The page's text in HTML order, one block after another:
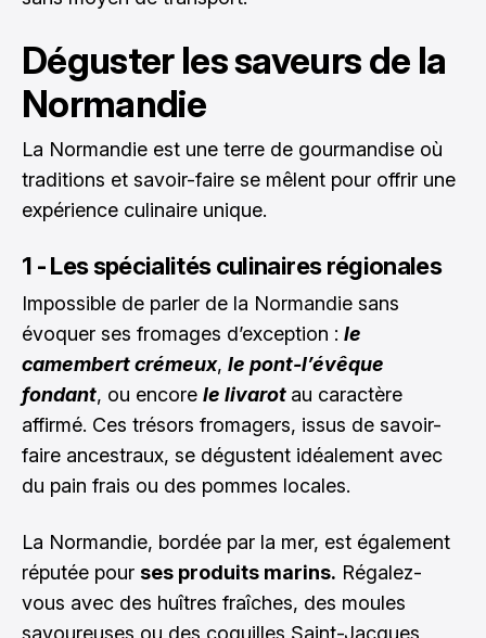
Déguster les saveurs de la
Normandie
La Normandie est une terre de gourmandise où
traditions et savoir-faire se mêlent pour offrir une
expérience culinaire unique.
1 - Les spécialités culinaires régionales
Impossible de parler de la Normandie sans
évoquer ses fromages d’exception : le
camembert crémeux, le pont-l’évêque
fondant, ou encore le livarot au caractère
affirmé. Ces trésors fromagers, issus de savoir-
faire ancestraux, se dégustent idéalement avec
du pain frais ou des pommes locales.
La Normandie, bordée par la mer, est également
réputée pour ses produits marins. Régalez-
vous avec des huîtres fraîches, des moules
savoureuses ou des coquilles Saint-Jacques,